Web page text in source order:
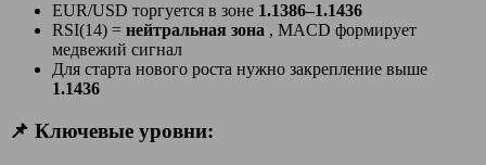
EUR/USD торгуется в зоне 1.1386–1.1436
RSI(14) = нейтральная зона , MACD формирует
медвежий сигнал
Для старта нового роста нужно закрепление выше
1.1436
📌 Ключевые уровни: